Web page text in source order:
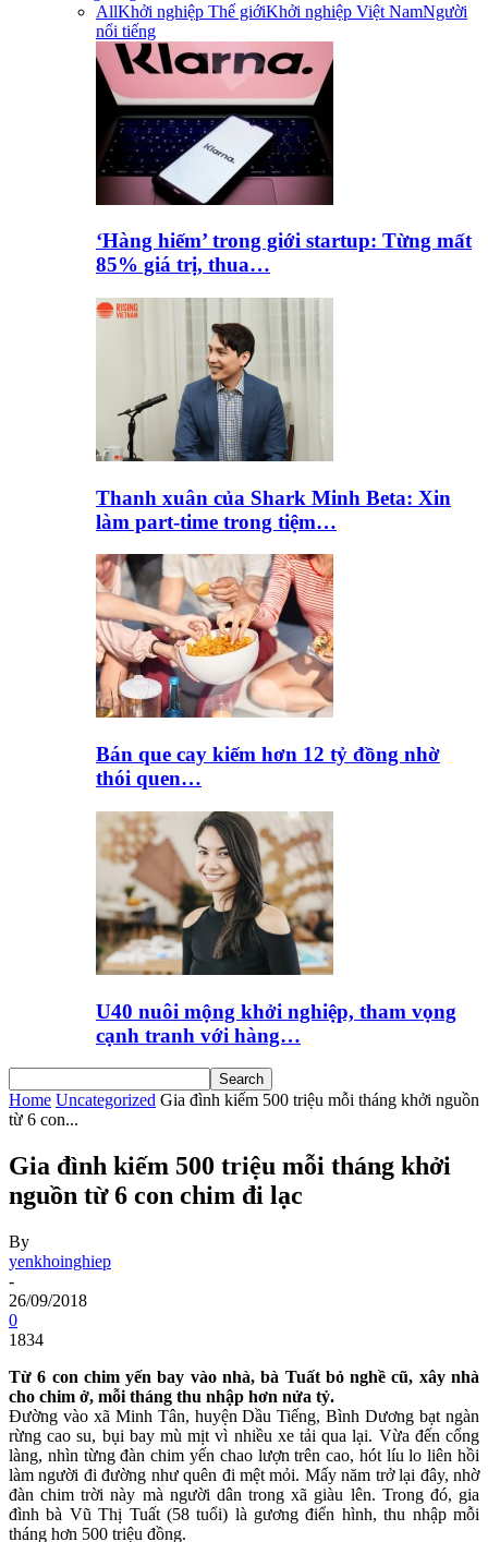
AllKhởi nghiệp Thế giớiKhởi nghiệp Việt NamNgười
nổi tiếng
‘Hàng hiếm’ trong giới startup: Từng mất
85% giá trị, thua…
Thanh xuân của Shark Minh Beta: Xin
làm part-time trong tiệm…
Bán que cay kiếm hơn 12 tỷ đồng nhờ
thói quen…
U40 nuôi mộng khởi nghiệp, tham vọng
cạnh tranh với hàng…
Home Uncategorized Gia đình kiếm 500 triệu mỗi tháng khởi nguồn
từ 6 con...
Gia đình kiếm 500 triệu mỗi tháng khởi
nguồn từ 6 con chim đi lạc
By
yenkhoinghiep
-
26/09/2018
0
1834
Từ 6 con chim yến bay vào nhà, bà Tuất bỏ nghề cũ, xây nhà
cho chim ở, mỗi tháng thu nhập hơn nửa tỷ.
Đường vào xã Minh Tân, huyện Dầu Tiếng, Bình Dương bạt ngàn
rừng cao su, bụi bay mù mịt vì nhiều xe tải qua lại. Vừa đến cổng
làng, nhìn từng đàn chim yến chao lượn trên cao, hót líu lo liên hồi
làm người đi đường như quên đi mệt mỏi. Mấy năm trở lại đây, nhờ
đàn chim trời này mà người dân trong xã giàu lên. Trong đó, gia
đình bà Vũ Thị Tuất (58 tuổi) là gương điển hình, thu nhập mỗi
tháng hơn 500 triệu đồng.